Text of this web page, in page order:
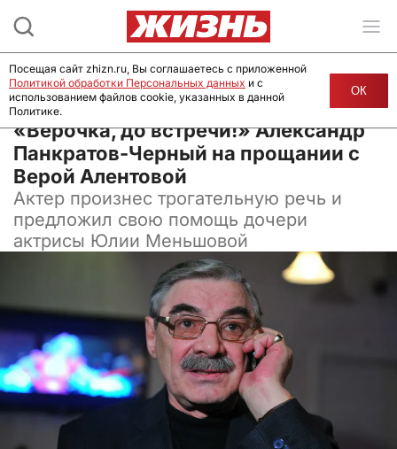
29 декабря 2025, 10:32
«Верочка, до встречи!» Александр
Панкратов-Черный на прощании с
Верой Алентовой
Актер произнес трогательную речь и
предложил свою помощь дочери
актрисы Юлии Меньшовой
Посещая сайт zhizn.ru, Вы соглашаетесь с приложенной
Политикой обработки Персональных данных и с
использованием файлов cookie, указанных в данной
Политике.
ОК